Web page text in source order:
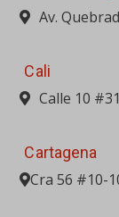
Av.
Cali
Calle 10
Cartagena
Cra 56 #10-